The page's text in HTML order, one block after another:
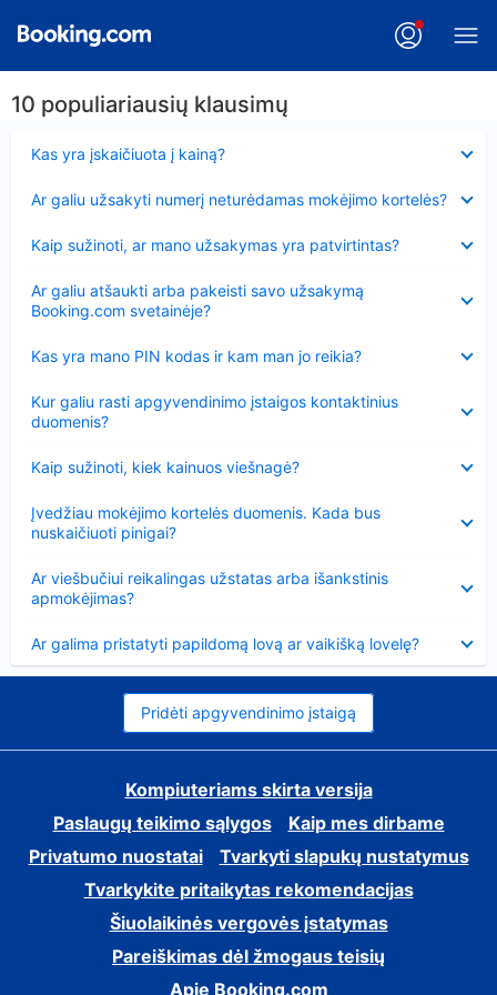
10 populiariausių klausimų
Kas yra įskaičiuota į kainą?
Ar galiu užsakyti numerį neturėdamas mokėjimo kortelės?
Kaip sužinoti, ar mano užsakymas yra patvirtintas?
Ar galiu atšaukti arba pakeisti savo užsakymą
Booking.com svetainėje?
Kas yra mano PIN kodas ir kam man jo reikia?
Kur galiu rasti apgyvendinimo įstaigos kontaktinius
duomenis?
Kaip sužinoti, kiek kainuos viešnagė?
Įvedžiau mokėjimo kortelės duomenis. Kada bus
nuskaičiuoti pinigai?
Ar viešbučiui reikalingas užstatas arba išankstinis
apmokėjimas?
Ar galima pristatyti papildomą lovą ar vaikišką lovelę?
Pridėti apgyvendinimo įstaigą
Kompiuteriams skirta versija
Paslaugų teikimo sąlygos
Kaip mes dirbame
Privatumo nuostatai
Tvarkyti slapukų nustatymus
Tvarkykite pritaikytas rekomendacijas
Šiuolaikinės vergovės įstatymas
Pareiškimas dėl žmogaus teisių
Apie Booking.com